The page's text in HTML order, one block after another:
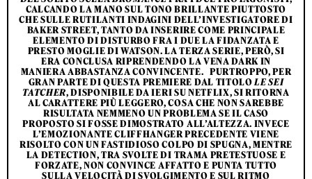
CALCANDO LA MANO SUL TONO BRILLANTE PIUTTOSTO
CHE SULLE RUTILANTI INDAGINI DELL’INVESTIGATORE DI
BAKER STREET, TANTO DA INSERIRE COME PRINCIPALE
ELEMENTO DI DISTURBO FRA I DUE LA FIDANZATA E
PRESTO MOGLIE DI WATSON. LA TERZA SERIE, PERÒ, SI
ERA CONCLUSA RIPRENDENDO LA VENA DARK IN
MANIERA ABBASTANZA CONVINCENTE. PURTROPPO, PER
GRAN PARTE DI QUESTA PREMIERE DAL TITOLOLE SEI
TATCHER, DISPONIBILE DA IERI SU NETFLIX, SI RITORNA
AL CARATTERE PIÙ LEGGERO, COSA CHE NON SAREBBE
RISULTATA NEMMENO UN PROBLEMA SE IL CASO
PROPOSTO SI FOSSE DIMOSTRATO ALL’ALTEZZA. INVECE
L’EMOZIONANTE CLIFFHANGER PRECEDENTE VIENE
RISOLTO CON UN FASTIDIOSO COLPO DI SPUGNA, MENTRE
LA DETECTION, TRA SVOLTE DI TRAMA PRETESTUOSE E
FORZATE, NON CONVINCE AFFATTO E PUNTA TUTTO
SULLA VELOCITÀ DI SVOLGIMENTO E SUL RITMO